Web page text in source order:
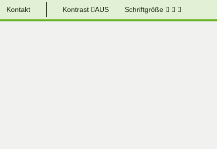
Kontakt Kontrast AUS Schriftgröße